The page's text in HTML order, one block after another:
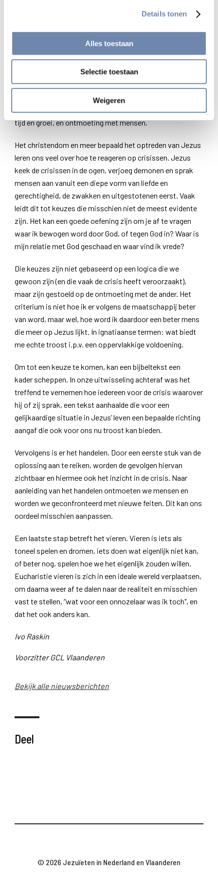
Details tonen
Alles toestaan
Selectie toestaan
Weigeren
onderscheiding volgt een keuze. Door de complexiteit van
kan soms teruggaan naar iets uit onze kindertijd, bijv.
angst om verloren te lopen, hetgeen zich uit in
overbescherming van onze kinderen.
Elke gemaakte keuze had anders kunnen zijn. Vooral het
proces om tot de keuze te komen is belangrijk. Dit vraagt
tijd en groei, en ontmoeting met mensen.
Het christendom en meer bepaald het optreden van Jezus
leren ons veel over hoe te reageren op crisissen. Jezus
keek de crisissen in de ogen, verjoeg demonen en sprak
mensen aan vanuit een diepe vorm van liefde en
gerechtigheid, de zwakken en uitgestotenen eerst. Vaak
leidt dit tot keuzes die misschien niet de meest evidente
zijn. Het kan een goede oefening zijn om je af te vragen
waar ik bewogen word door God, of tegen God in? Waar is
mijn relatie met God geschaad en waar vind ik vrede?
Die keuzes zijn niet gebaseerd op een logica die we
gewoon zijn (en die vaak de crisis heeft veroorzaakt),
maar zijn gestoeld op de ontmoeting met de ander. Het
criterium is niet hoe ik er volgens de maatschappij beter
van word, maar wel, hoe word ik daardoor een beter mens
die meer op Jezus lijkt. In ignatiaanse termen: wat biedt
me echte troost i.p.v. een oppervlakkige voldoening.
Om tot een keuze te komen, kan een bijbeltekst een
kader scheppen. In onze uitwisseling achteraf was het
treffend te vernemen hoe iedereen voor de crisis waarover
hij of zij sprak, een tekst aanhaalde die voor een
gelijkaardige situatie in Jezus’ leven een bepaalde richting
aangaf die ook voor ons nu troost kan bieden.
Vervolgens is er het handelen. Door een eerste stuk van de
oplossing aan te reiken, worden de gevolgen hiervan
zichtbaar en hiermee ook het inzicht in de crisis. Naar
aanleiding van het handelen ontmoeten we mensen en
worden we geconfronteerd met nieuwe feiten. Dit kan ons
oordeel misschien aanpassen.
Een laatste stap betreft het vieren. Vieren is iets als
toneel spelen en dromen, iets doen wat eigenlijk niet kan,
of beter nog, spelen hoe we het eigenlijk zouden willen.
Eucharistie vieren is zich in een ideale wereld verplaatsen,
om daarna weer af te dalen naar de realiteit en misschien
vast te stellen, “wat voor een onnozelaar was ik toch", en
dat het ook anders kan.
Ivo Raskin
Voorzitter GCL Vlaanderen
Bekijk alle nieuwsberichten
Deel
© 2026 Jezuïeten in Nederland en Vlaanderen